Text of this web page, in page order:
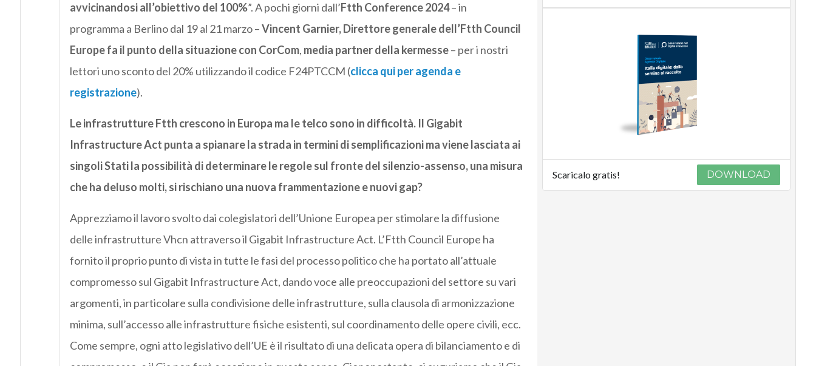
avvicinandosi all’obiettivo del 100%”. A pochi giorni dall’Ftth Conference 2024– in
programma a Berlino dal 19 al 21 marzo –Vincent Garnier, Direttore generale dell’Ftth Council
Europe fa il punto della situazione con CorCom, media partner della kermesse– per i nostri
lettori uno sconto del 20% utilizzando il codice F24PTCCM (clicca qui per agenda e
registrazione).
Le infrastrutture Ftth crescono in Europa ma le telco sono in difficoltà. Il Gigabit
Infrastructure Act punta a spianare la strada in termini di semplificazioni ma viene lasciata ai
singoli Stati la possibilità di determinare le regole sul fronte del silenzio-assenso, una misura
che ha deluso molti, si rischiano una nuova frammentazione e nuovi gap?
Apprezziamo il lavoro svolto dai colegislatori dell’Unione Europea per stimolare la diffusione
delle infrastrutture Vhcn attraverso il Gigabit Infrastructure Act. L’Ftth Council Europe ha
fornito il proprio punto di vista in tutte le fasi del processo politico che ha portato all’attuale
compromesso sul Gigabit Infrastructure Act, dando voce alle preoccupazioni del settore su vari
argomenti, in particolare sulla condivisione delle infrastrutture, sulla clausola di armonizzazione
minima, sull’accesso alle infrastrutture fisiche esistenti, sul coordinamento delle opere civili, ecc.
Come sempre, ogni atto legislativo dell’UE è il risultato di una delicata opera di bilanciamento e di
Scaricalo gratis! DOWNLOAD